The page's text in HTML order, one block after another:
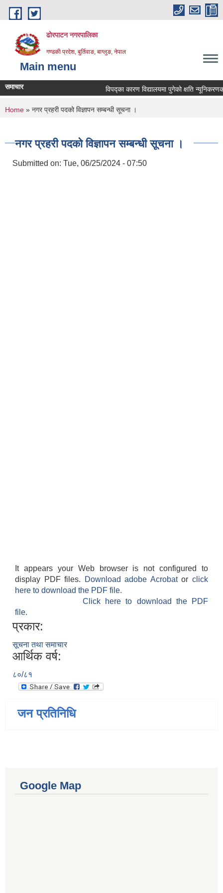
Skip to main content
ढोरपाटन नगरपालिका
गण्डकी प्रदेश, बुर्तिवाङ, बाग्लुङ, नेपाल
Main menu
समाचार विपद्का कारण विद्यालयमा पुगेको क्षति
You are here
Home » नगर प्रहरी पदको विज्ञापन सम्बन्धी सूचना ।
नगर प्रहरी पदको विज्ञापन सम्बन्धी सूचना ।
Submitted on: Tue, 06/25/2024 - 07:50
It appears your Web browser is not configured to
display PDF files.
Download adobe Acrobatorclick
here to download the PDF file.
Click here to download the PDF
file.
प्रकार:
सूचना तथा समाचार
आर्थिक वर्ष:
८०/८१
जन प्रतिनिधि
Google Map